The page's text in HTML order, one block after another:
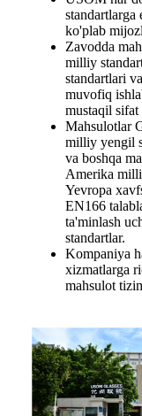
ko'plab
Zavodda
milliy
standartlari
muvofiq
mustaqil
Mahsulotlar
milliy yengil
va boshqa
Amerika
Yevropa
EN166
ta'minlash
standartlar.
Kompaniya
xizmatlarga
mahsulot